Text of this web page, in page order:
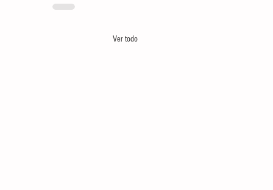
Ver todo